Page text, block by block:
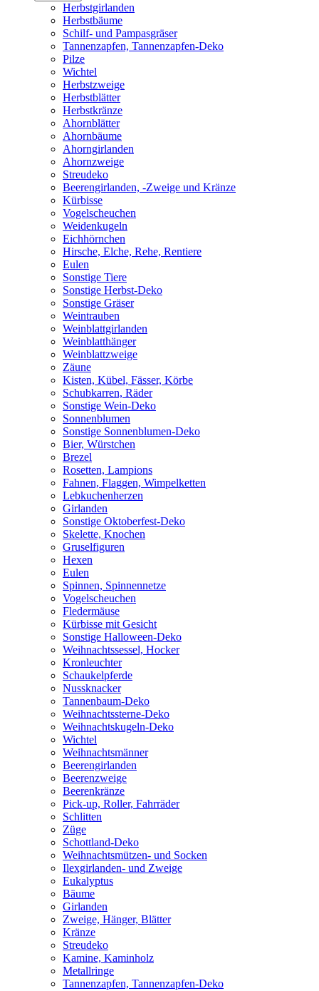
Herbstgirlanden
Herbstbäume
Schilf- und Pampasgräser
Tannenzapfen, Tannenzapfen-Deko
Pilze
Wichtel
Herbstzweige
Herbstblätter
Herbstkränze
Ahornblätter
Ahornbäume
Ahorngirlanden
Ahornzweige
Streudeko
Beerengirlanden, -Zweige und Kränze
Kürbisse
Vogelscheuchen
Weidenkugeln
Eichhörnchen
Hirsche, Elche, Rehe, Rentiere
Eulen
Sonstige Tiere
Sonstige Herbst-Deko
Sonstige Gräser
Weintrauben
Weinblattgirlanden
Weinblatthänger
Weinblattzweige
Zäune
Kisten, Kübel, Fässer, Körbe
Schubkarren, Räder
Sonstige Wein-Deko
Sonnenblumen
Sonstige Sonnenblumen-Deko
Bier, Würstchen
Brezel
Rosetten, Lampions
Fahnen, Flaggen, Wimpelketten
Lebkuchenherzen
Girlanden
Sonstige Oktoberfest-Deko
Skelette, Knochen
Gruselfiguren
Hexen
Eulen
Spinnen, Spinnennetze
Vogelscheuchen
Fledermäuse
Kürbisse mit Gesicht
Sonstige Halloween-Deko
Weihnachtssessel, Hocker
Kronleuchter
Schaukelpferde
Nussknacker
Tannenbaum-Deko
Weihnachtssterne-Deko
Weihnachtskugeln-Deko
Wichtel
Weihnachtsmänner
Beerengirlanden
Beerenzweige
Beerenkränze
Pick-up, Roller, Fahrräder
Schlitten
Züge
Schottland-Deko
Weihnachtsmützen- und Socken
Ilexgirlanden- und Zweige
Eukalyptus
Bäume
Girlanden
Zweige, Hänger, Blätter
Kränze
Streudeko
Kamine, Kaminholz
Metallringe
Tannenzapfen, Tannenzapfen-Deko